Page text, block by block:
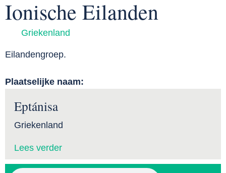
Ionische Eilanden
Griekenland
Eilandengroep.
Plaatselijke naam:
Eptánisa
Griekenland
Lees verder